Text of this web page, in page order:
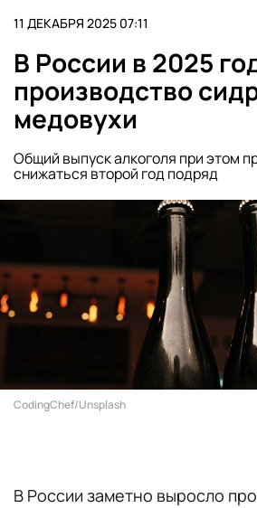
11 ДЕКАБРЯ 2025 07:11
В России в 2025
производство
медовухи
Общий выпуск алкоголя при этом
снижаться второй год подряд
CodingChef/Unsplash
В России заметно выросло